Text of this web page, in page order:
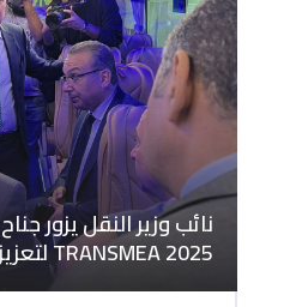
نائب وزير النقل يزور
TRANSMEA 2025 لتعزيز النقل المستدام